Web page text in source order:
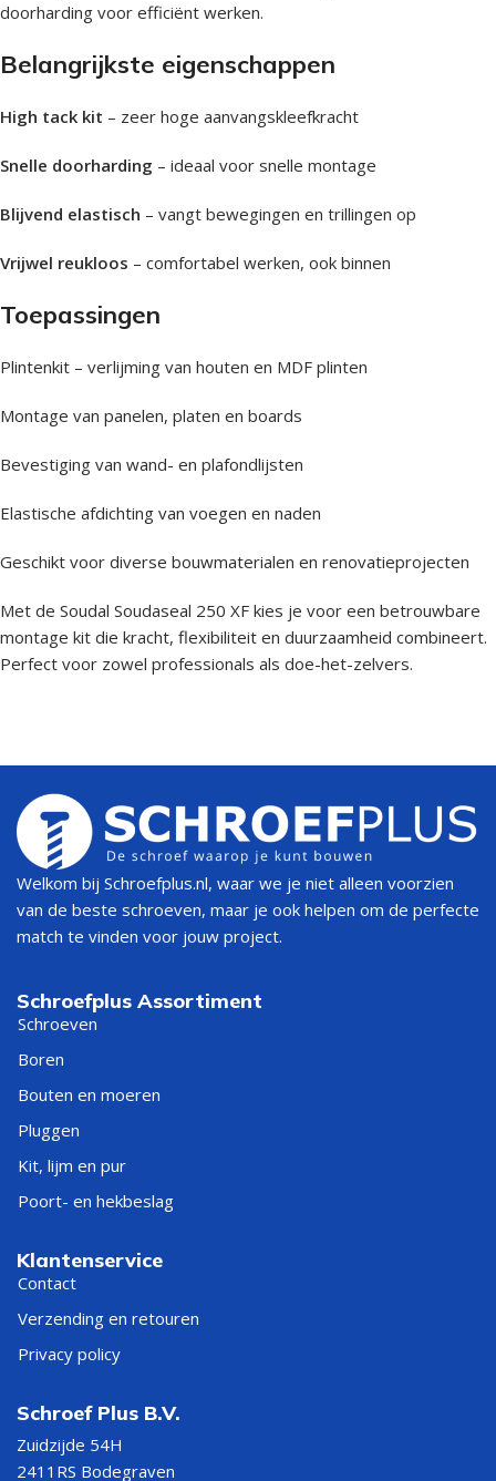
doorharding voor efficiënt werken.
Belangrijkste eigenschappen
High tack kit – zeer hoge aanvangskleefkracht
Snelle doorharding – ideaal voor snelle montage
Blijvend elastisch – vangt bewegingen en trillingen op
Vrijwel reukloos – comfortabel werken, ook binnen
Toepassingen
Plintenkit – verlijming van houten en MDF plinten
Montage van panelen, platen en boards
Bevestiging van wand- en plafondlijsten
Elastische afdichting van voegen en naden
Geschikt voor diverse bouwmaterialen en renovatieprojecten
Met de Soudal Soudaseal 250 XF kies je voor een betrouwbare
montage kit die kracht, flexibiliteit en duurzaamheid combineert.
Perfect voor zowel professionals als doe-het-zelvers.
Welkom bij Schroefplus.nl, waar we je niet alleen voorzien
van de beste schroeven, maar je ook helpen om de perfecte
match te vinden voor jouw project.
Schroefplus Assortiment
Schroeven
Boren
Bouten en moeren
Pluggen
Kit, lijm en pur
Poort- en hekbeslag
Klantenservice
Contact
Verzending en retouren
Privacy policy
Schroef Plus B.V.
Zuidzijde 54H
2411RS Bodegraven